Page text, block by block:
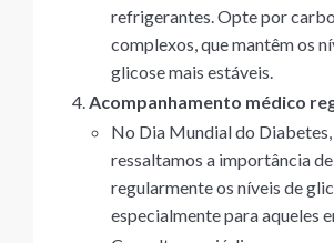
refrigerantes. Opte por
complexos, que mantêm os
glicose mais estáveis.
Acompanhamento médico
No Dia Mundial do
ressaltamos a importância
regularmente os níveis de
especialmente para aqueles